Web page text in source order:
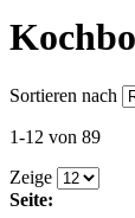
Sortieren nach
1-12 von 89
Zeige
Seite: